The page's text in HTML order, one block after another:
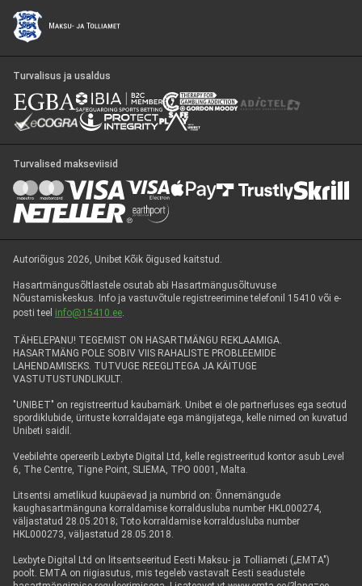
Turvalisus ja usaldus
Turvalised makseviisid
Autoriõigus 2026, Unibet Kõik õigused kaitstud.
Hasartmängusõltlastele osutab abi Hasartmängusõltuvuse
Nõustamiskeskus. Info ja vastuvõtule registreerimine telefonil 15410 või e-
posti teel info@15410.ee.
TÄHELEPANU! TEGEMIST ON HASARTMÄNGU REKLAAMIGA.
HASARTMÄNG POLE SOBIV VIIS RAHALISTE PROBLEEMIDE
LAHENDAMISEKS. TUTVUGE REEGLITEGA JA KÄITUGE
VASTUTUSTUNDLIKULT.
"UNIBET" on registreeritud kaubamärk. Unibet ei ole partnerluses ega seotud
spordiklubide, ürituste korraldajate ega mängijatega, kelle nimed on kuvatud
Unibeti saidil.
Veebilehte opereerib Lexbyte Digital Ltd, kelle registreeritud kontor asub Level
6, The Centre, Tigne Point, SLIEMA, TPO 0001, Malta.
Litsentsi ametlikud kuupäevad ja numbrid on: Õnnemängude
kaughasartmänguna korraldamise korraldusluba number HKL000274,
väljastatud 28.05.2018; Toto korraldamise korraldusluba number
HKL000273, väljastatud 28.05.2018.
Lexbyte Digital Ltd on litsentseeritud Eesti Maksu- ja Tolliameti („EMTA")
poolt. EMTA on riigiasutus, mis tegeleb vastavalt Eesti seadustele